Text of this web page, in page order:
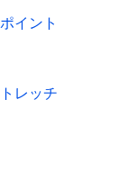
イント
レッチ